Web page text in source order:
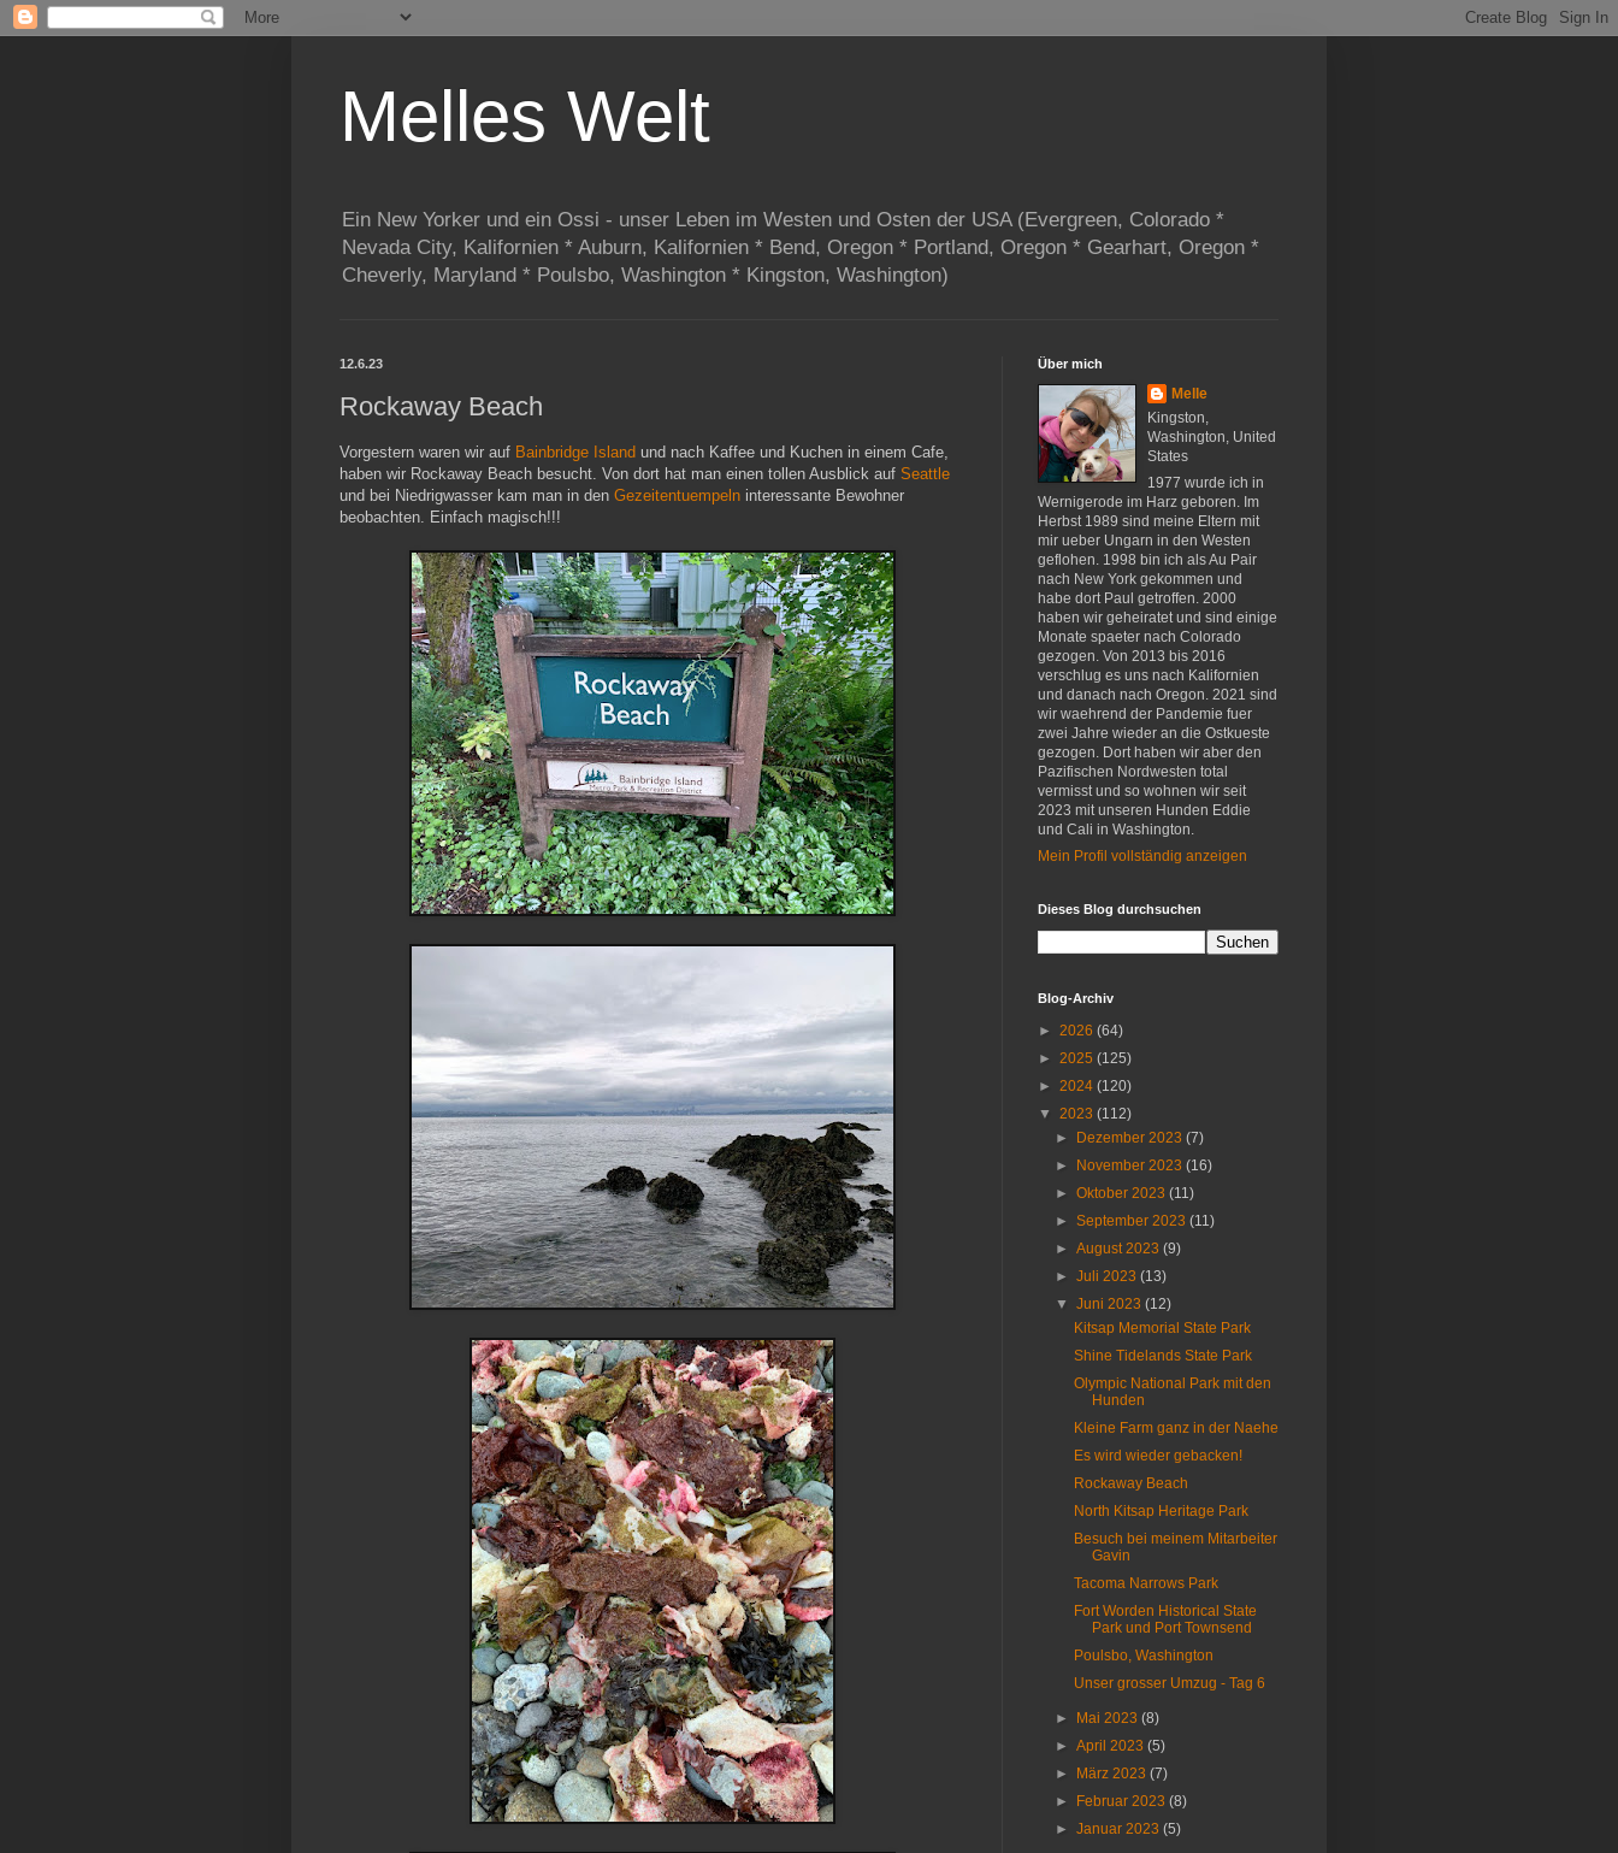
Melles Welt
Ein New Yorker und ein Ossi - unser Leben im Westen und Osten der USA (Evergreen, Colorado *
Nevada City, Kalifornien * Auburn, Kalifornien * Bend, Oregon * Portland, Oregon * Gearhart, Oregon *
Cheverly, Maryland * Poulsbo, Washington * Kingston, Washington)
12.6.23
Rockaway Beach
Vorgestern waren wir auf Bainbridge Island und nach Kaffee und Kuchen in einem Cafe,
haben wir Rockaway Beach besucht. Von dort hat man einen tollen Ausblick auf Seattle
und bei Niedrigwasser kam man in den Gezeitentuempeln interessante Bewohner
beobachten. Einfach magisch!!!
Über mich
Melle
Kingston,
Washington, United
States
1977 wurde ich in
Wernigerode im Harz geboren. Im
Herbst 1989 sind meine Eltern mit
mir ueber Ungarn in den Westen
geflohen. 1998 bin ich als Au Pair
nach New York gekommen und
habe dort Paul getroffen. 2000
haben wir geheiratet und sind einige
Monate spaeter nach Colorado
gezogen. Von 2013 bis 2016
verschlug es uns nach Kalifornien
und danach nach Oregon. 2021 sind
wir waehrend der Pandemie fuer
zwei Jahre wieder an die Ostkueste
gezogen. Dort haben wir aber den
Pazifischen Nordwesten total
vermisst und so wohnen wir seit
2023 mit unseren Hunden Eddie
und Cali in Washington.
Mein Profil vollständig anzeigen
Dieses Blog durchsuchen
Blog-Archiv
► 2026 (64)
► 2025 (125)
► 2024 (120)
▼ 2023 (112)
►
Dezember 2023(7)
►
November 2023(16)
►Oktober 2023(11)
►September 2023(11)
►August 2023(9)
►Juli 2023(13)
▼Juni 2023(12)
Kitsap Memorial State Park
Shine Tidelands State Park
Olympic National Park mit den
Hunden
Kleine Farm ganz in der Naehe
Es wird wieder gebacken!
Rockaway Beach
North Kitsap Heritage Park
Besuch bei meinem Mitarbeiter
Gavin
Tacoma Narrows Park
Fort Worden Historical State
Park und Port Townsend
Poulsbo, Washington
Unser grosser Umzug - Tag 6
► Mai 2023(8)
►April 2023(5)
►
März 2023(7)
►
Februar 2023(8)
►Januar 2023(5)